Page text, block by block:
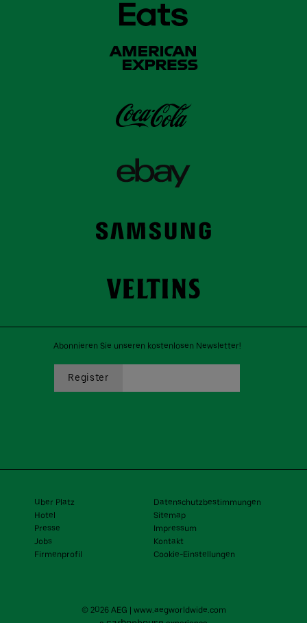
Abonnieren Sie unseren kostenlosen Newsletter!
Uber Platz
Datenschutzbestimmungen
Hotel
Sitemap
Presse
Impressum
Jobs
Kontakt
Firmenprofil
Cookie-Einstellungen
© 2026 AEG | www.aegworldwide.com